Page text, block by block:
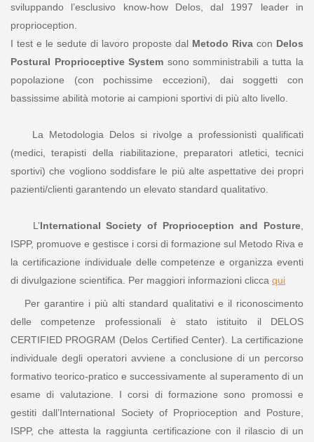
sviluppando l’esclusivo know-how Delos, dal 1997 leader in
proprioception.
I test e le sedute di lavoro proposte dal Metodo Riva con Delos
Postural Proprioceptive System sono somministrabili a tutta la
popolazione (con pochissime eccezioni), dai soggetti con
bassissime abilità motorie ai campioni sportivi di più alto livello.
La Metodologia Delos si rivolge a professionisti qualificati
(medici, terapisti della riabilitazione, preparatori atletici, tecnici
sportivi) che vogliono soddisfare le più alte aspettative dei propri
pazienti/clienti garantendo un elevato standard qualitativo.
L’International Society of Proprioception and Posture
ISPP, promuove e gestisce i corsi di formazione sul Metodo Riva e
la certificazione individuale delle competenze e organizza eventi
di divulgazione scientifica. Per maggiori informazioni clicca qui
Per garantire i più alti standard qualitativi e il riconoscimento
delle competenze professionali è stato istituito il DELOS
CERTIFIED PROGRAM (Delos Certified Center). La certificazione
individuale degli operatori avviene a conclusione di un percorso
formativo teorico-pratico e successivamente al superamento di un
esame di valutazione. I corsi di formazione sono promossi e
gestiti dall’International Society of Proprioception and Posture,
ISPP, che attesta la raggiunta certificazione con il rilascio di un